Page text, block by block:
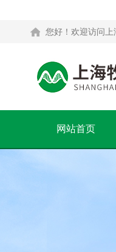
您好！欢迎访问上
网站首页